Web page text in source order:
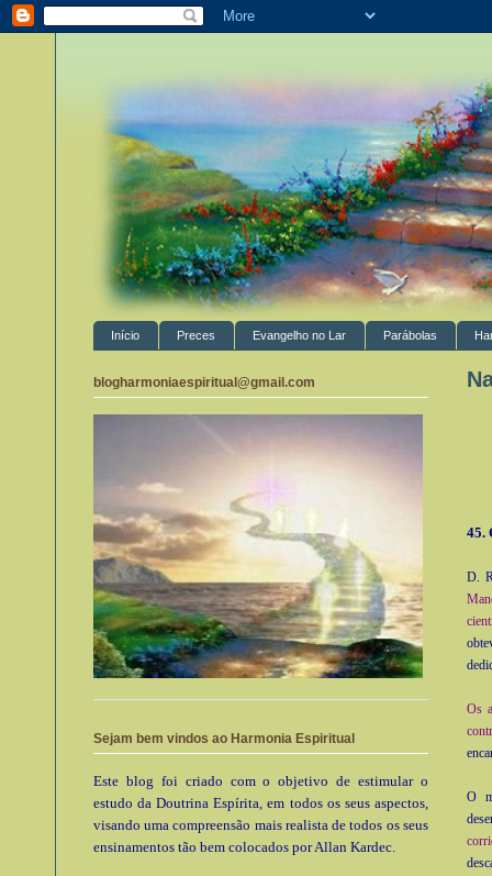
Início Preces Evangelho no Lar Parábolas
45.
D.
Os
O
blogharmoniaespiritual@gmail.com
Sejam bem vindos ao Harmonia Espiritual
Este blog foi criado com o objetivo de estimular o
estudo da Doutrina Espírita, em todos os seus aspectos,
visando uma compreensão mais realista de todos os seus
ensinamentos tão bem colocados por Allan Kardec.